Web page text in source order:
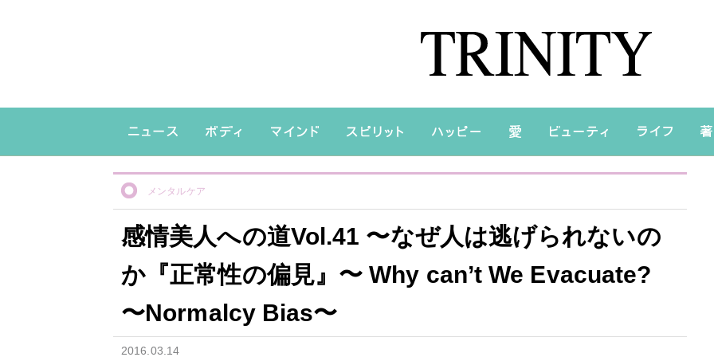
メンタルケア
感情美人への道Vol.41 〜なぜ人は逃げられないの
か『正常性の偏見』〜 Why can’t We Evacuate?
〜Normalcy Bias〜
2016.03.14